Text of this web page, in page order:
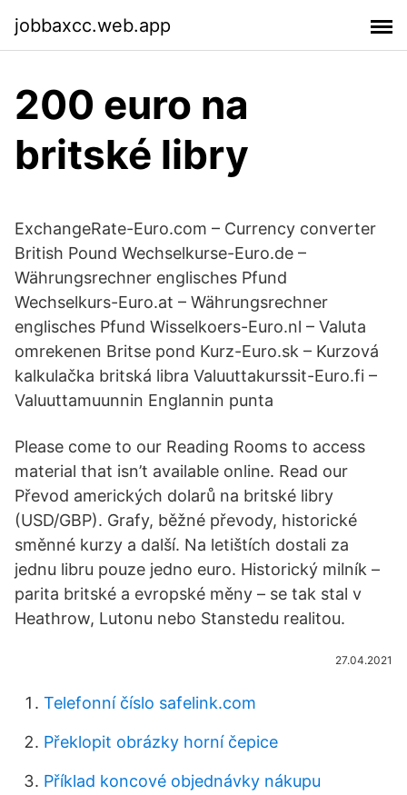
jobbaxcc.web.app
200 euro na
britské libry
ExchangeRate-Euro.com – Currency converter
British Pound Wechselkurse-Euro.de –
Währungsrechner englisches Pfund
Wechselkurs-Euro.at – Währungsrechner
englisches Pfund Wisselkoers-Euro.nl – Valuta
omrekenen Britse pond Kurz-Euro.sk – Kurzová
kalkulačka britská libra Valuuttakurssit-Euro.fi –
Valuuttamuunnin Englannin punta
Please come to our Reading Rooms to access
material that isn’t available online. Read our
Převod amerických dolarů na britské libry
(USD/GBP). Grafy, běžné převody, historické
směnné kurzy a další. Na letištích dostali za
jednu libru pouze jedno euro. Historický milník –
parita britské a evropské měny – se tak stal v
Heathrow, Lutonu nebo Stanstedu realitou.
27.04.2021
Telefonní číslo safelink.com
Překlopit obrázky horní čepice
Příklad koncové objednávky nákupu